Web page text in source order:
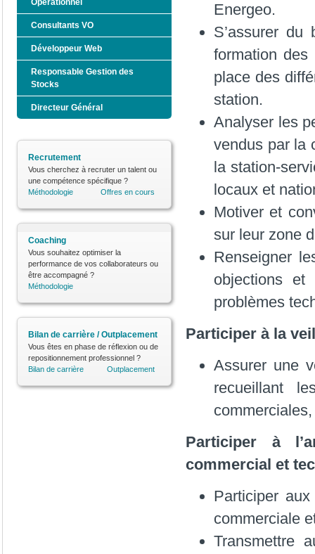
Opérationnel
Consultants VO
Développeur Web
Responsable Gestion des
Stocks
Directeur Général
Recrutement
Vous cherchez à recruter un talent ou
une compétence spécifique ?
Méthodologie
Offres en cours
Coaching
Vous souhaitez optimiser la
performance de vos collaborateurs ou
être accompagné ?
Méthodologie
Bilan de carrière / Outplacement
Vous êtes en phase de réflexion ou de
repositionnement professionnel ?
Bilan de carrière
Outplacement
Energeo.
S’assurer
formation
place des
station.
Analyser les
vendus par la
la station-
locaux et
Motiver et
sur leur zone
Renseigner
objections
problèmes
Participer à la
Assurer une
recueillant
Participer à
commercial et
Participer
commerciale
Transmettre